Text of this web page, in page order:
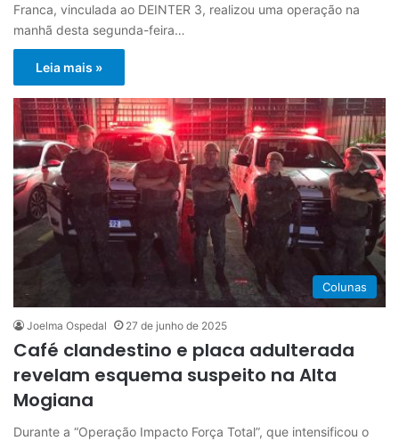
Franca, vinculada ao DEINTER 3, realizou uma operação na
manhã desta segunda-feira…
Leia mais »
Colunas
Joelma Ospedal 27 de junho de 2025
Café clandestino e placa adulterada
revelam esquema suspeito na Alta
Mogiana
Durante a “Operação Impacto Força Total”, que intensificou o